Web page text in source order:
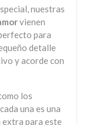
nuestras
vienen
para
detalle
y acorde con
los
una es una
extra para este